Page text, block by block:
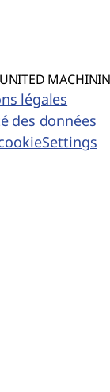
légales
des données